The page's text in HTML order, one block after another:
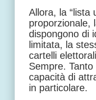
Allora, la “lista
proporzionale,
dispongono di
limitata, la
cartelli
Sempre.
capacità di
in particolare.